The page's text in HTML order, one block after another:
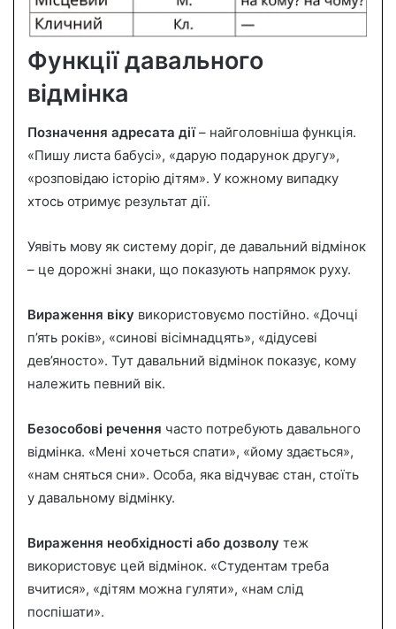
Функції давального
відмінка
Позначення адресата дії– найголовніша функція.
«Пишу листа бабусі», «дарую подарунок другу»,
«розповідаю історію дітям». У кожному випадку
хтось отримує результат дії.
Уявіть мову як систему доріг, де давальний відмінок
– це дорожні знаки, що показують напрямок руху.
Вираження віку використовуємо постійно. «Дочці
п’ять років», «синові вісімнадцять», «дідусеві
дев’яносто». Тут давальний відмінок показує, кому
належить певний вік.
Безособові речення часто потребують давального
відмінка. «Мені хочеться спати», «йому здається»,
«нам сняться сни». Особа, яка відчуває стан, стоїть
у давальному відмінку.
Вираження необхідності або дозволу теж
використовує цей відмінок. «Студентам треба
вчитися», «дітям можна гуляти», «нам слід
поспішати».